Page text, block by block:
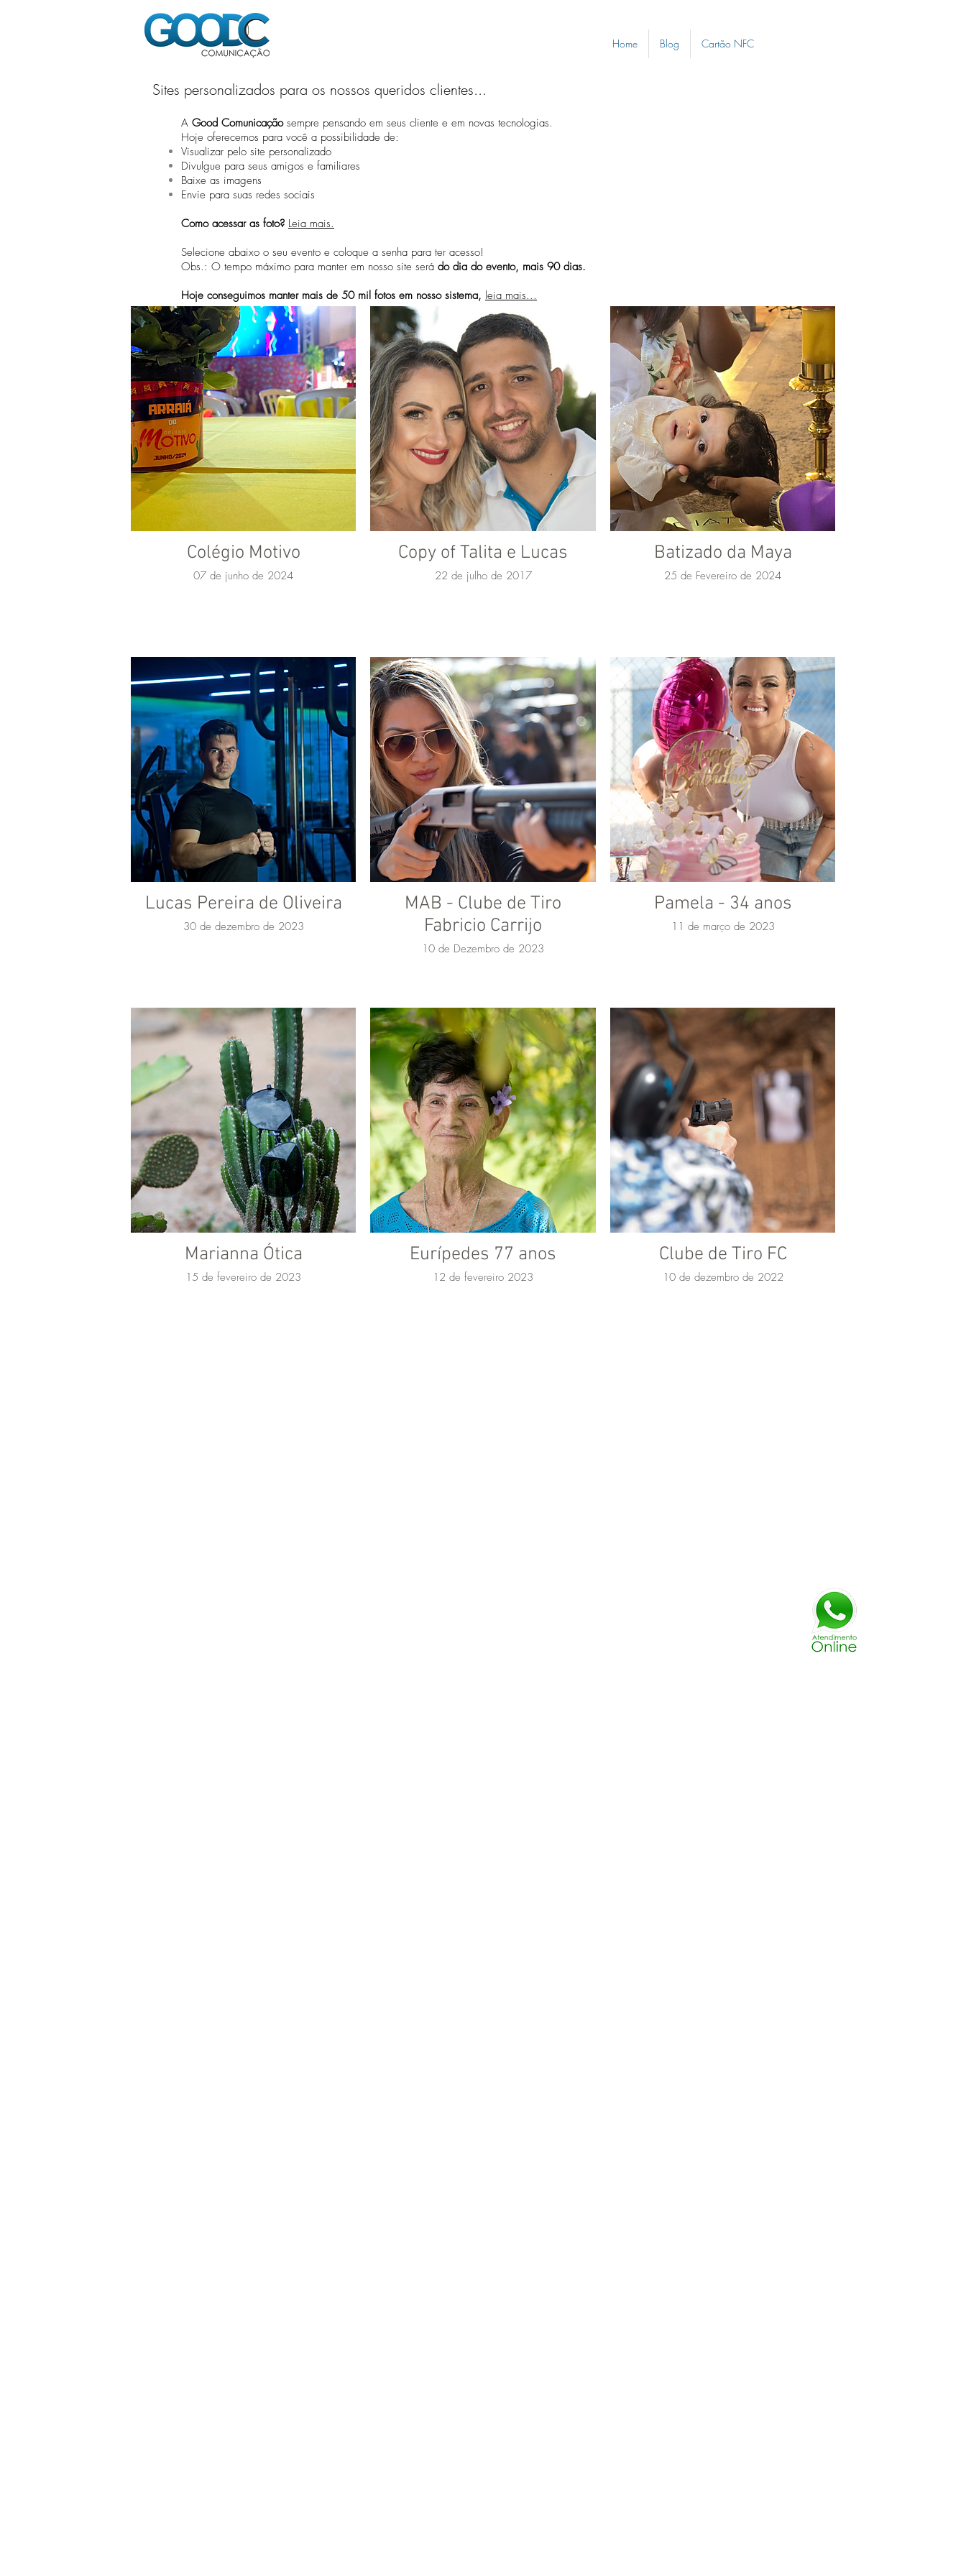
Home Blog Cartão NFC
Sites personalizados para os nossos queridos clientes...
A Good Comunicação sempre pensando em seus cliente e em novas tecnologias.
Hoje oferecemos para você a possibilidade de:
Visualizar pelo site personalizado
Divulgue para seus amigos e familiares
Baixe as imagens
Envie para suas redes sociais
Como acessar as foto? Leia mais.
Selecione abaixo o seu evento e coloque a senha para ter acesso!
Obs.: O tempo máximo para manter em nosso site será do dia do evento, mais 90 dias.
Hoje conseguimos manter mais de 50 mil fotos em nosso sistema, leia mais...
Colégio Motivo
07 de junho de 2024
Copy of Talita e Lucas
22 de julho de 2017
Batizado da Maya
25 de Fevereiro de 2024
Lucas Pereira de Oliveira
30 de dezembro de 2023
MAB - Clube de Tiro
Fabricio Carrijo
10 de Dezembro de 2023
Pamela - 34 anos
11 de março de 2023
Marianna Ótica
15 de fevereiro de 2023
Eurípedes 77 anos
12 de fevereiro 2023
Clube de Tiro FC
10 de dezembro de 2022